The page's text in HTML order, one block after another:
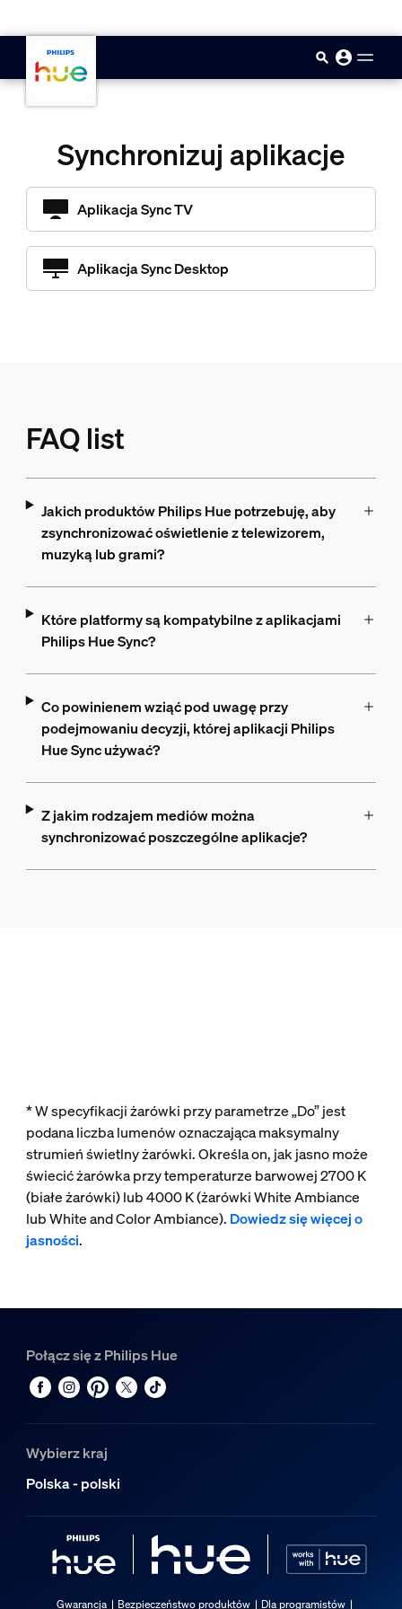
Synchronizuj aplikacje
Aplikacja Sync TV
Aplikacja Sync Desktop
FAQ list
Jakich produktów Philips Hue potrzebuję, aby
zsynchronizować oświetlenie z telewizorem,
muzyką lub grami?
Które platformy są kompatybilne z aplikacjami
Philips Hue Sync?
Co powinienem wziąć pod uwagę przy
podejmowaniu decyzji, której aplikacji Philips
Hue Sync używać?
Z jakim rodzajem mediów można
synchronizować poszczególne aplikacje?
* W specyfikacji żarówki przy parametrze „Do” jest
podana liczba lumenów oznaczająca maksymalny
strumień świetlny żarówki. Określa on, jak jasno może
świecić żarówka przy temperaturze barwowej 2700 K
(białe żarówki) lub 4000 K (żarówki White Ambiance
lub White and Color Ambiance). Dowiedz się więcej o
jasności.
Połącz się z Philips Hue
Wybierz kraj
Polska - polski
Gwarancja Bezpieczeństwo produktów Dla programistów